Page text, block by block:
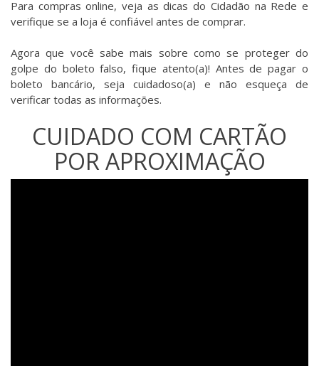
Para compras online, veja as dicas do Cidadão na Rede e
verifique se a loja é confiável antes de comprar.
Agora que você sabe mais sobre como se proteger do
golpe do boleto falso, fique atento(a)! Antes de pagar o
boleto bancário, seja cuidadoso(a) e não esqueça de
verificar todas as informações.
CUIDADO COM CARTÃO
POR APROXIMAÇÃO